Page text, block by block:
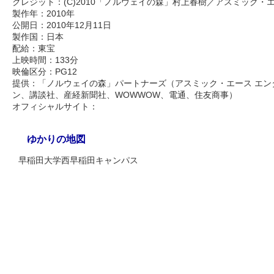
クレジット：(C)2010「ノルウェイの森」村上春樹／アスミック・
製作年：2010年
公開日：2010年12月11日
製作国：日本
配給：東宝
上映時間：133分
映倫区分：PG12
提供：「ノルウェイの森」パートナーズ（アスミック・エース エ
ン、講談社、産経新聞社、WOWWOW、電通、住友商事）
オフィシャルサイト：
ゆかりの地図
早稲田大学西早稲田キャンパス